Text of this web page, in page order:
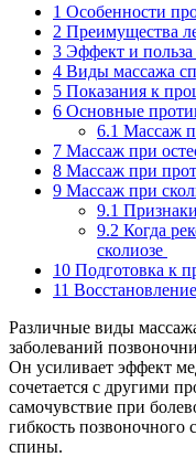
1 Особенности
2 Преимущества
3 Эффект и польза
4 Виды массажа
5 Показания к
6 Основные
6.1 Массаж
7 Массаж при
8 Массаж при
9 Массаж при
9.1
9.2 Когда
сколиозе
10 Подготовка к
11
Различные виды
заболеваний
Он усиливает эффект
сочетается с другими
самочувствие при
гибкость
спины.